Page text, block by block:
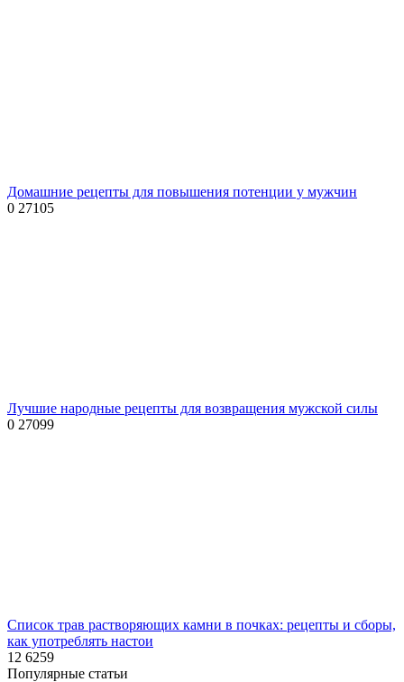
Домашние рецепты для повышения потенции у мужчин
0 27105
Лучшие народные рецепты для возвращения мужской силы
0 27099
Список трав растворяющих камни в почках: рецепты и сборы,
как употреблять настои
12 6259
Популярные статьи